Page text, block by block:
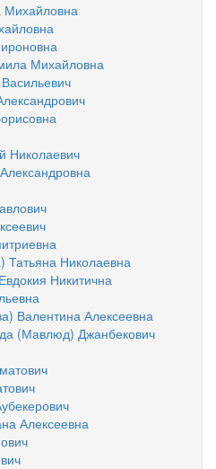
Михайловна
Михайловна
Николаевич
Татьяна Николаевна
Никитична
Валентина Алексеевна
(Мавлюд) Джанбекович
Алексеевна